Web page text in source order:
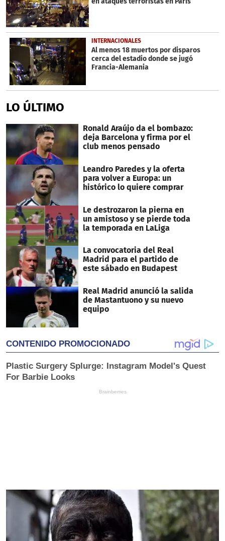
INTERNACIONALES
Al menos 18 muertos por disparos
cerca del estadio donde se jugó
Francia-Alemania
LO ÚLTIMO
Ronald Araújo da el bombazo:
deja Barcelona y firma por el
club menos pensado
Leandro Paredes y la oferta
para volver a Europa: un
histórico lo quiere comprar
Le destrozaron la pierna en
un amistoso y se pierde toda
la temporada en LaLiga
La convocatoria del Real
Madrid para el partido de
este sábado en Budapest
Real Madrid anunció la salida
de Mastantuono y su nuevo
equipo